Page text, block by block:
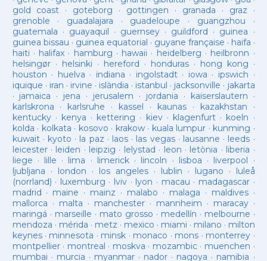
gold coast · goteborg · gottingen · granada · graz ·
grenoble · guadalajara · guadeloupe · guangzhou ·
guatemala · guayaquil · guernsey· guildford · guinea ·
guinea bissau · guinea equatorial · guyane française · haifa ·
haiti · halifax · hamburg · hawaii · heidelberg · heilbronn ·
helsingør· helsinki · hereford · honduras· hong kong ·
houston · huelva · indiana · ingolstadt· iowa · ipswich ·
iquique · iran · irvine · islàndia · istanbul · jacksonville · jakarta
· jamaica · jena · jerusalem · jordania · kaiserslautern ·
karlskrona · karlsruhe · kassel · kaunas· kazakhstan ·
kentucky· kenya · kettering · kiev· klagenfurt · koeln ·
kolda · kolkata · kosovo · krakow· kuala lumpur · kunming ·
kuwait· kyoto · la paz · laos· las vegas· lausanne · leeds ·
leicester· leiden · leipzig · lelystad · leon · letònia · liberia ·
liege · lille · lima · limerick· lincoln · lisboa · liverpool ·
ljubljana · london · los angeles· lublin · lugano · luleå
(norrland) · luxemburg · lviv · lyon · macau · madagascar·
madrid · maine · mainz · malabo · malaga · maldives·
mallorca · malta · manchester· mannheim · maracay·
maringá · marseille · mato grosso · medellín · melbourne ·
mendoza · mérida · metz · mexico · miami · milano · milton
keynes· minnesota · minsk · monaco · mons · monterrey ·
montpellier· montreal · moskva · mozambic· muenchen ·
mumbai · murcia · myanmar· nador · nagoya · namibia ·